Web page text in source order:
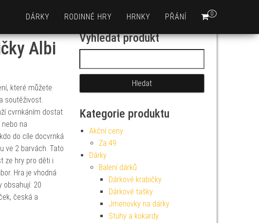
0
DÁRKY RODINNÉ HRY HRNKY PŘÁNÍ
Albi
které můžete
soutěživost.
cvrnkáním dostat
na
do cíle docvrnká
ve 2 barvách. Tato
ze hry pro děti i
Hra je vhodná
obsahují: 20
česká a
Vyhledat produkt
Kategorie produktu
Akční ceny
Za 49
Dárky
Balení dárků
Dárkové krabičky
Dárkové tašky
Jmenovky na dárky
Stuhy a kokardy